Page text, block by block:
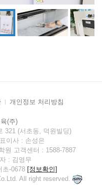
개인정보 처리방침
(주)
321 (서초동, 덕원빌딩)
이사 : 손성은
원 고객센터 : 1588-7887
: 김영무
초-0678 [정보확인]
All right reserved.